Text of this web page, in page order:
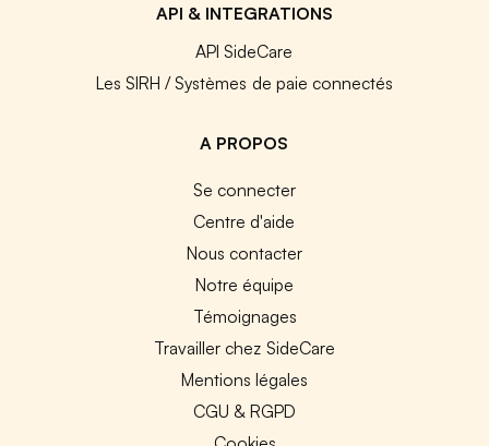
API & INTEGRATIONS
API SideCare
Les SIRH / Systèmes de paie connectés
A PROPOS
Se connecter
Centre d'aide
Nous contacter
Notre équipe
Témoignages
Travailler chez SideCare
Mentions légales
CGU & RGPD